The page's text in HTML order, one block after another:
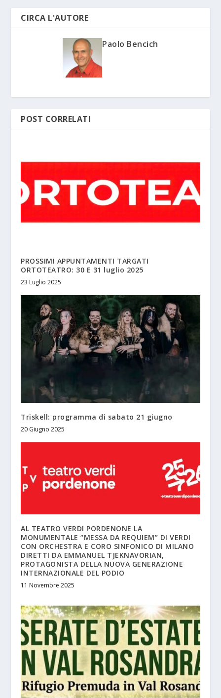
CIRCA L'AUTORE
Paolo Bencich
POST CORRELATI
PROSSIMI APPUNTAMENTI TARGATI
ORTOTEATRO: 30 E 31 luglio 2025
23 Luglio 2025
Triskell: programma di sabato 21 giugno
20 Giugno 2025
AL TEATRO VERDI PORDENONE LA
MONUMENTALE “MESSA DA REQUIEM” DI VERDI
CON ORCHESTRA E CORO SINFONICO DI MILANO
DIRETTI DA EMMANUEL TJEKNAVORIAN,
PROTAGONISTA DELLA NUOVA GENERAZIONE
INTERNAZIONALE DEL PODIO
11 Novembre 2025